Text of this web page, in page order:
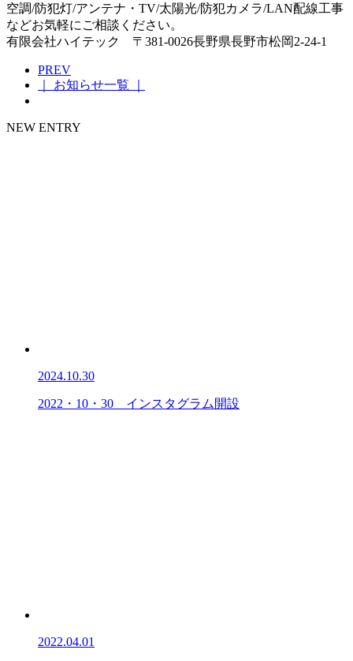
空調/防犯灯/アンテナ・TV/太陽光/防犯カメラ/LAN配線工事
などお気軽にご相談ください。
有限会社ハイテック 〒381-0026長野県長野市松岡2-24-1
PREV
｜ お知らせ一覧 ｜
NEW ENTRY
2024.10.30
2022・10・30 インスタグラム開設
2022.04.01